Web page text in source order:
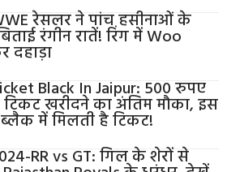
रेसलर ने पांच हसीनाओं के
रंगीन रातें! रिंग में Woo
दहाड़ा
Black In Jaipur: 500 रुपए
टिकट खरीदने का अंतिम मौका, इस
में मिलती है टिकट!
RR vs GT: गिल के शेरों से